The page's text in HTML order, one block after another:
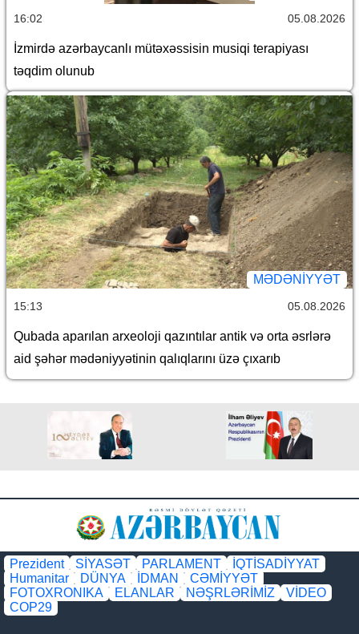
16:02 05.08.2026
İzmirdə azərbaycanlı mütəxəssisin musiqi terapiyası
təqdim olunub
MƏDƏNIYYƏT
15:13 05.08.2026
Qubada aparılan arxeoloji qazıntılar antik və orta əsrlərə
aid şəhər mədəniyyətinin qalıqlarını üzə çıxarıb
Prezident SİYASƏT PARLAMENT
İQTİSADİYYAT
Humanitar
DÜNYA İDMAN
CƏMİYYƏT
FOTOXRONIKA
ELANLAR NƏŞRLƏRİMİZ
VİDEO
COP29